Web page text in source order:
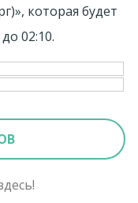
которая будет
02:10.